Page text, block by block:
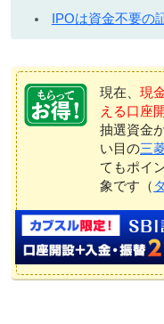
IPOは資金不要の
現在、 現
える口座
抽選資金
い目の三
てもポイ
象です（